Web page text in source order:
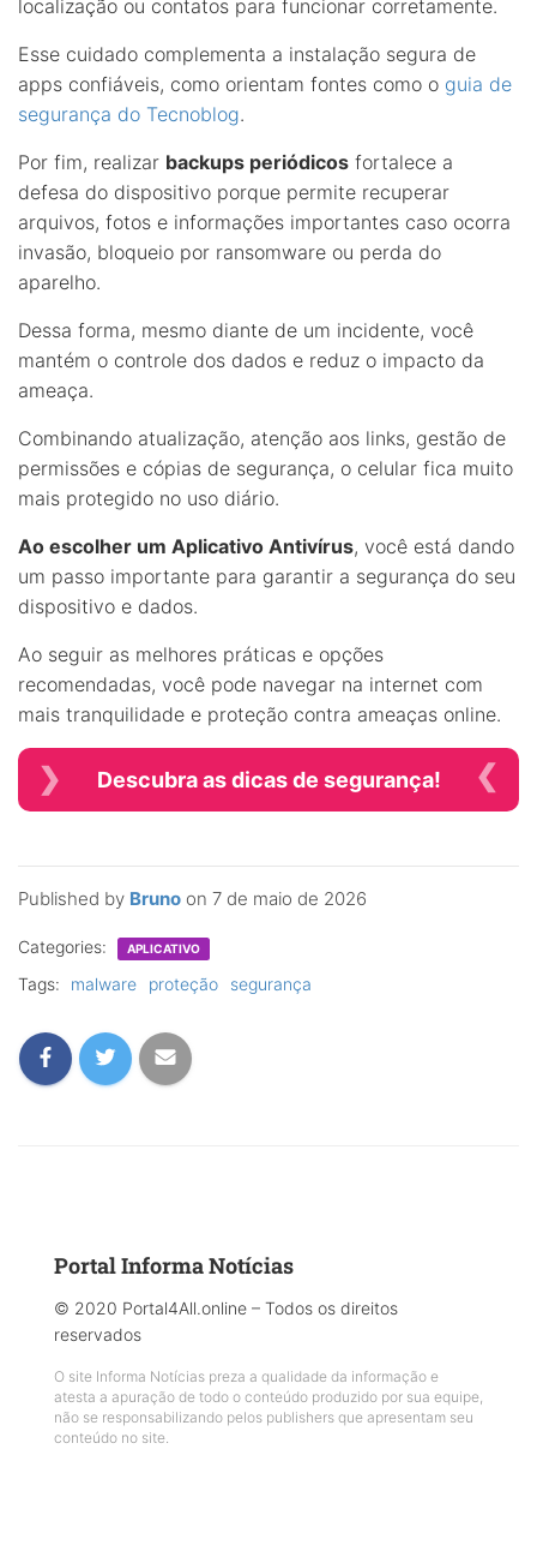
Published by Bruno on 7 de maio de 2026
localização ou contatos para funcionar corretamente.
Esse cuidado complementa a instalação segura de
apps confiáveis, como orientam fontes como o guia de
segurança do Tecnoblog.
Por fim, realizar backups periódicos fortalece a
defesa do dispositivo porque permite recuperar
arquivos, fotos e informações importantes caso ocorra
invasão, bloqueio por ransomware ou perda do
aparelho.
Dessa forma, mesmo diante de um incidente, você
mantém o controle dos dados e reduz o impacto da
ameaça.
Combinando atualização, atenção aos links, gestão de
permissões e cópias de segurança, o celular fica muito
mais protegido no uso diário.
Ao escolher um Aplicativo Antivírus, você está dando
um passo importante para garantir a segurança do seu
dispositivo e dados.
Ao seguir as melhores práticas e opções
recomendadas, você pode navegar na internet com
mais tranquilidade e proteção contra ameaças online.
Descubra as dicas de segurança!
Categories: APLICATIVO
Tags: malware proteção segurança
Portal Informa Notícias
© 2020 Portal4All.online – Todos os direitos
reservados
O site Informa Notícias preza a qualidade da informação e
atesta a apuração de todo o conteúdo produzido por sua equipe,
não se responsabilizando pelos publishers que apresentam seu
conteúdo no site.